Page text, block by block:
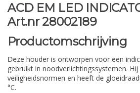
ACD EM LED
Art.nr 28002189
Productomschrijving
Deze houder is ontworpen voor een
gebruikt in noodverlichtingssystemen.
veiligheidsnormen en heeft de
°C.